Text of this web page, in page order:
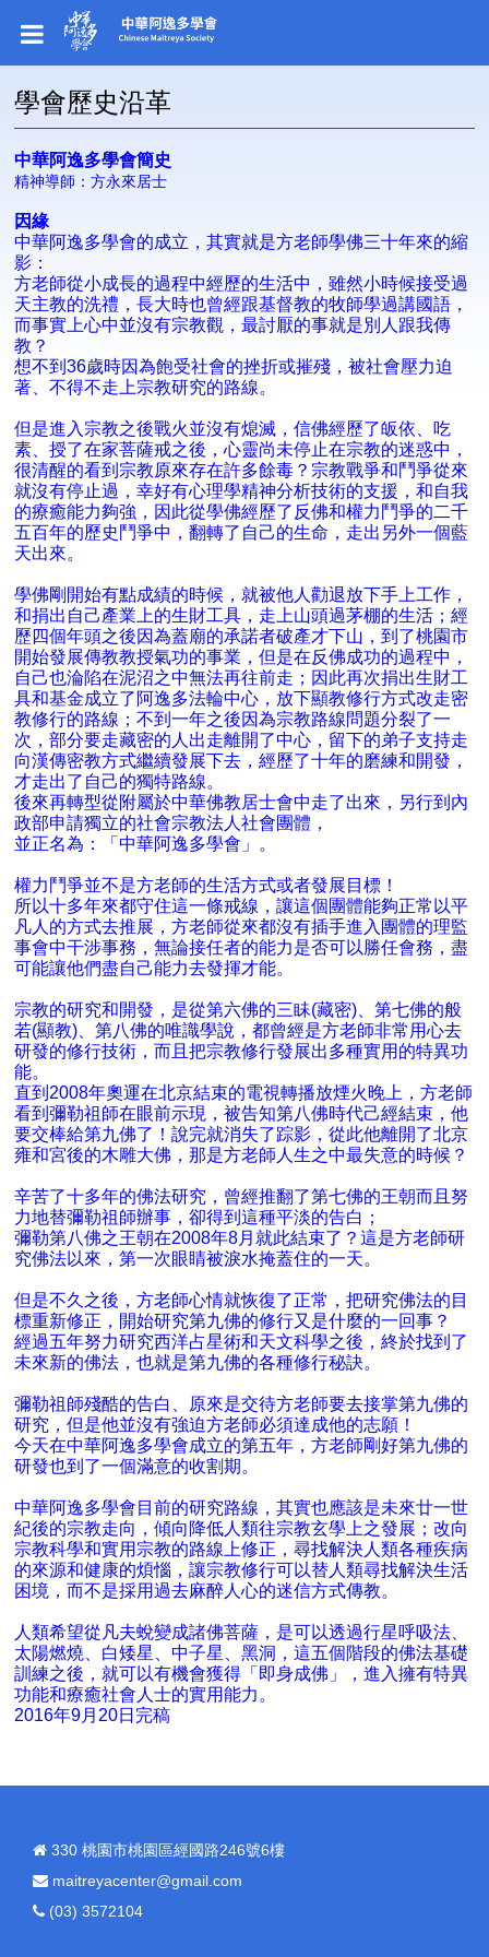
學會歷史沿革
中華阿逸多學會簡史
精神導師：方永來居士
因緣
中華阿逸多學會的成立，其實就是方老師學佛三十年來的縮
影：
方老師從小成長的過程中經歷的生活中，雖然小時候接受過
天主教的洗禮，長大時也曾經跟基督教的牧師學過講國語，
而事實上心中並沒有宗教觀，最討厭的事就是別人跟我傳
教？
想不到36歲時因為飽受社會的挫折或摧殘，被社會壓力迫
著、不得不走上宗教研究的路線。
但是進入宗教之後戰火並沒有熄滅，信佛經歷了皈依、吃
素、授了在家菩薩戒之後，心靈尚未停止在宗教的迷惑中，
很清醒的看到宗教原來存在許多餘毒？宗教戰爭和鬥爭從來
就沒有停止過，幸好有心理學精神分析技術的支援，和自我
的療癒能力夠強，因此從學佛經歷了反佛和權力鬥爭的二千
五百年的歷史鬥爭中，翻轉了自己的生命，走出另外一個藍
天出來。
學佛剛開始有點成績的時候，就被他人勸退放下手上工作，
和捐出自己產業上的生財工具，走上山頭過茅棚的生活；經
歷四個年頭之後因為蓋廟的承諾者破產才下山，到了桃園市
開始發展傳教教授氣功的事業，但是在反佛成功的過程中，
自己也淪陷在泥沼之中無法再往前走；因此再次捐出生財工
具和基金成立了阿逸多法輪中心，放下顯教修行方式改走密
教修行的路線；不到一年之後因為宗教路線問題分裂了一
次，部分要走藏密的人出走離開了中心，留下的弟子支持走
向漢傳密教方式繼續發展下去，經歷了十年的磨練和開發，
才走出了自己的獨特路線。
後來再轉型從附屬於中華佛教居士會中走了出來，另行到內
政部申請獨立的社會宗教法人社會團體，
並正名為：「中華阿逸多學會」。
權力鬥爭並不是方老師的生活方式或者發展目標！
所以十多年來都守住這一條戒線，讓這個團體能夠正常以平
凡人的方式去推展，方老師從來都沒有插手進入團體的理監
事會中干涉事務，無論接任者的能力是否可以勝任會務，盡
可能讓他們盡自己能力去發揮才能。
宗教的研究和開發，是從第六佛的三眛(藏密)、第七佛的般
若(顯教)、第八佛的唯識學說，都曾經是方老師非常用心去
研發的修行技術，而且把宗教修行發展出多種實用的特異功
能。
直到2008年奧運在北京結束的電視轉播放煙火晚上，方老師
看到彌勒祖師在眼前示現，被告知第八佛時代己經結束，他
要交棒給第九佛了！說完就消失了踪影，從此他離開了北京
雍和宮後的木雕大佛，那是方老師人生之中最失意的時候？
辛苦了十多年的佛法研究，曾經推翻了第七佛的王朝而且努
力地替彌勒祖師辦事，卻得到這種平淡的告白；
彌勒第八佛之王朝在2008年8月就此結束了？這是方老師研
究佛法以來，第一次眼睛被淚水掩蓋住的一天。
但是不久之後，方老師心情就恢復了正常，把研究佛法的目
標重新修正，開始研究第九佛的修行又是什麼的一回事？
經過五年努力研究西洋占星術和天文科學之後，終於找到了
未來新的佛法，也就是第九佛的各種修行秘訣。
彌勒祖師殘酷的告白、原來是交待方老師要去接掌第九佛的
研究，但是他並沒有強迫方老師必須達成他的志願！
今天在中華阿逸多學會成立的第五年，方老師剛好第九佛的
研發也到了一個滿意的收割期。
中華阿逸多學會目前的研究路線，其實也應該是未來廿一世
紀後的宗教走向，傾向降低人類往宗教玄學上之發展；改向
宗教科學和實用宗教的路線上修正，尋找解決人類各種疾病
的來源和健康的煩惱，讓宗教修行可以替人類尋找解決生活
困境，而不是採用過去麻醉人心的迷信方式傳教。
人類希望從凡夫蛻變成諸佛菩薩，是可以透過行星呼吸法、
太陽燃燒、白矮星、中子星、黑洞，這五個階段的佛法基礎
訓練之後，就可以有機會獲得「即身成佛」，進入擁有特異
功能和療癒社會人士的實用能力。
2016年9月20日完稿
330 桃園市桃園區經國路246號6樓
maitreyacenter@gmail.com
(03) 3572104